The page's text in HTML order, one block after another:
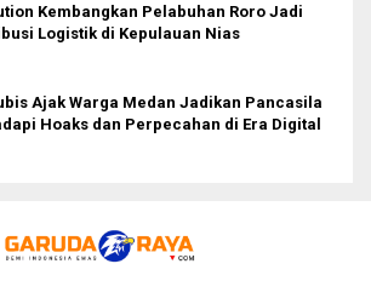
Kembangkan Pelabuhan Roro Jadi
Logistik di Kepulauan Nias
Ajak Warga Medan Jadikan Pancasila
Hoaks dan Perpecahan di Era Digital